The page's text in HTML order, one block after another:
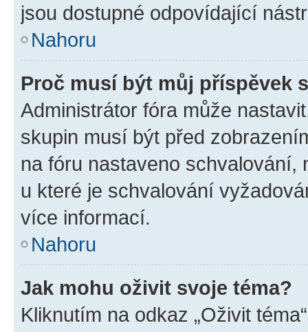
jsou dostupné odpovídající
Nahoru
Proč musí být můj příspěvek
Administrátor fóra může
skupin musí být před
na fóru nastaveno schvalování,
u které je schvalování
více informací.
Nahoru
Jak mohu oživit svoje téma?
Kliknutím na odkaz „Oživit